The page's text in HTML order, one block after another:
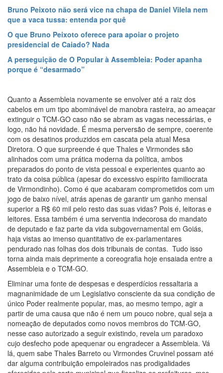
Bruno Peixoto não será vice na chapa de Daniel Vilela nem
que a vaca tussa: entenda por quê
O que Bruno Peixoto oferece para apoiar o projeto
presidencial de Caiado? Nada
A perseguição de O Popular à Assembleia: Poder apanha
porque é “desarmado”
Quanto a Assembleia novamente se envolver até a raiz dos
cabelos em um tipo abominável de manobra rasteira, ao ameaçar
extinguir o TCM-GO caso não se abram as vagas necessárias, e
logo, não há novidade. É mesma perversão de sempre, coerente
com os desatinos produzidos em cascata pela atual Mesa
Diretora. O que surpreende é que Thales e Virmondes são
alinhados com uma prática moderna da política, ambos
preparados do ponto de vista pessoal e experientes quanto ao
trato da coisa pública (apesar do excessivo espírito familiocrata
de Virmondinho). Como é que acabaram comprometidos com um
jogo de baixo nível, atrás apenas de garantir um ganho mensal
superior a R$ 60 mil pelo resto das suas vidas? Pois é, leitoras e
leitores. Essa também é uma serventia indecorosa do mandato
de deputado e faz parte da vida subgovernamental em Goiás,
haja vistas ao imenso quantitativo de ex-parlamentares
pendurado nas folhas dos dois tribunais de contas. Tudo isso
torna ainda mais deprimente a coreografia hoje ensaiada entre a
Assembleia e o TCM-GO.
Eliminar uma fonte de despesas e desperdícios ressaltaria a
magnanimidade de um Legislativo consciente da sua condição de
único Poder realmente popular, mas, ao mesmo tempo, agir a
partir de uma causa que não é nem um pouco nobre, qual seja a
nomeação de deputados como novos membros do TCM-GO,
nesse caso autorizado a seguir existindo, revela um paradoxo
cujo desfecho pode apequenar ou engradecer a Assembleia. Vá
lá, quem sabe Thales Barreto ou Virmondes Cruvinel possam até
dar alguma contribuição empoleirados nas prodigalidades